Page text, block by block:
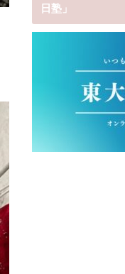
日塾」